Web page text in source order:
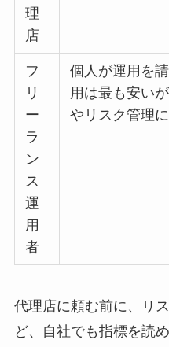
理
店
フ
リ
ー
ラ
ン
ス
運
用
者
個人が運用を
用は最も安い
やリスク管理
代理店に頼む前に、リ
ど、自社でも指標を読